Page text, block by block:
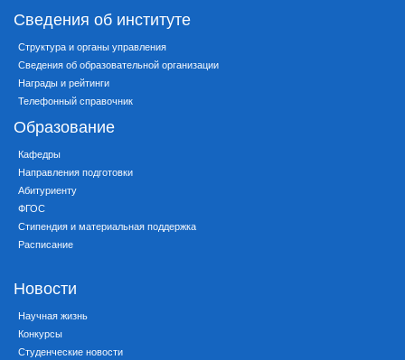
Сведения об институте
Структура и органы управления
Сведения об образовательной организации
Награды и рейтинги
Телефонный справочник
Образование
Кафедры
Направления подготовки
Абитуриенту
ФГОС
Стипендия и материальная поддержка
Расписание
Новости
Научная жизнь
Конкурсы
Студенческие новости